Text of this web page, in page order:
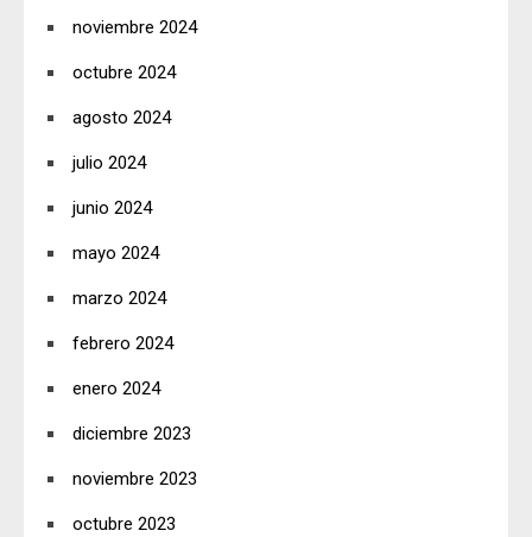
noviembre 2024
octubre 2024
agosto 2024
julio 2024
junio 2024
mayo 2024
marzo 2024
febrero 2024
enero 2024
diciembre 2023
noviembre 2023
octubre 2023